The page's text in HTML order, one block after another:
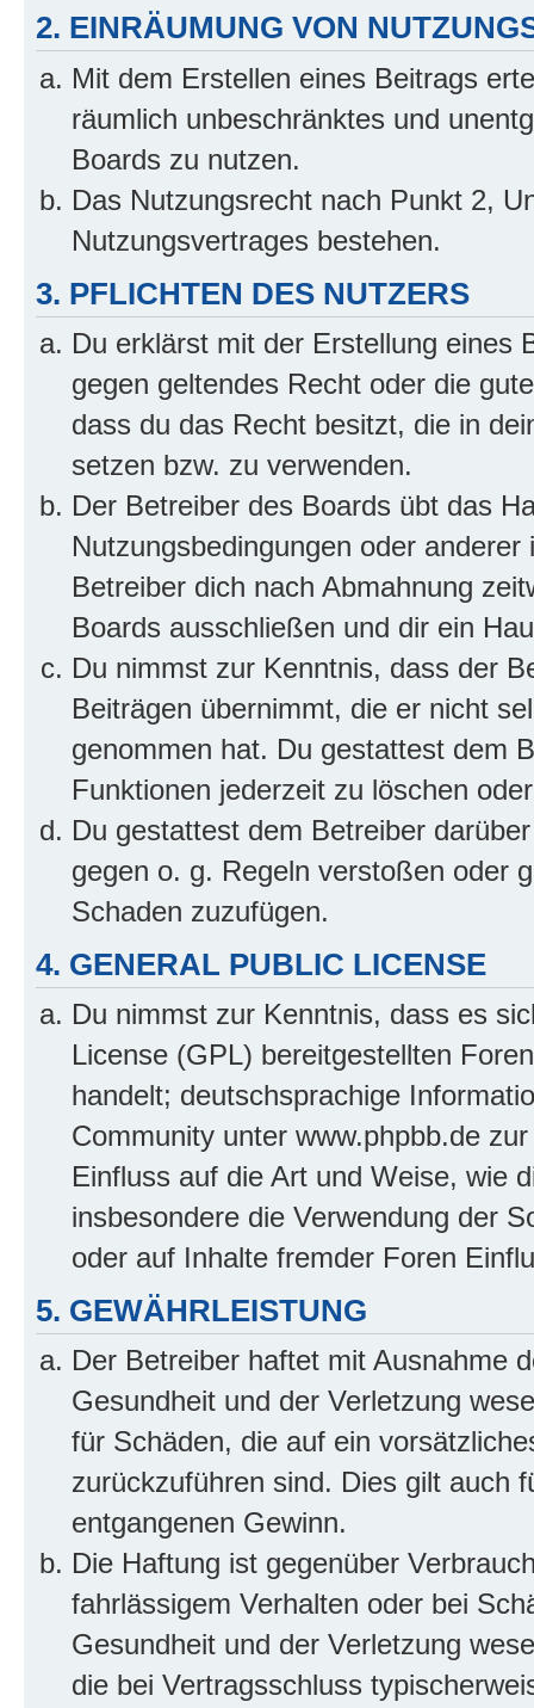
2. EINRÄUMUNG VON
Mit dem Erstellen eines Beitrags
räumlich unbeschränktes und
Boards zu nutzen.
Das Nutzungsrecht nach Punkt 2,
Nutzungsvertrages bestehen.
3. PFLICHTEN DES NUTZERS
Du erklärst mit der Erstellung eines
gegen geltendes Recht oder die
dass du das Recht besitzt, die in
setzen bzw. zu verwenden.
Der Betreiber des Boards übt das
Nutzungsbedingungen oder
Betreiber dich nach Abmahnung
Boards ausschließen und dir ein
Du nimmst zur Kenntnis, dass der
Beiträgen übernimmt, die er nicht
genommen hat. Du gestattest dem
Funktionen jederzeit zu löschen
Du gestattest dem Betreiber
gegen o. g. Regeln verstoßen oder
Schaden zuzufügen.
4. GENERAL PUBLIC LICENSE
Du nimmst zur Kenntnis, dass es
License (GPL) bereitgestellten
handelt; deutschsprachige
Community unter www.phpbb.de
Einfluss auf die Art und Weise, wie
insbesondere die Verwendung der
oder auf Inhalte fremder Foren
5. GEWÄHRLEISTUNG
Der Betreiber haftet mit Ausnahme
Gesundheit und der Verletzung
für Schäden, die auf ein
zurückzuführen sind. Dies gilt auch
entgangenen Gewinn.
Die Haftung ist gegenüber
fahrlässigem Verhalten oder bei
Gesundheit und der Verletzung
die bei Vertragsschluss